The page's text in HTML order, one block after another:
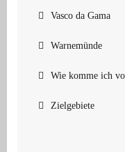
Vasco da Gama
Warnemünde
Wie komme ich
Zielgebiete